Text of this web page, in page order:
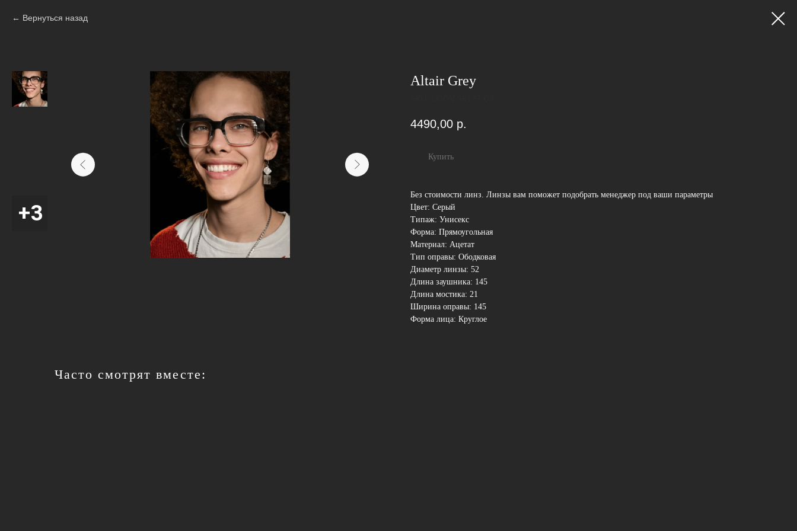
Вернуться назад
Altair Grey
4490,00 р.
Купить
Без стоимости линз. Линзы вам поможет подобрать менеджер под ваши параметры
Цвет: Серый
Типаж: Унисекс
Форма: Прямоугольная
Материал: Ацетат
Тип оправы: Ободковая
Диаметр линзы: 52
Длина заушника: 145
Длина мостика: 21
Ширина оправы: 145
Форма лица: Круглое
Часто смотрят вместе: